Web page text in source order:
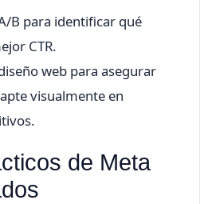
B para identificar qué
CTR.
web para asegurar
visualmente en
de Meta